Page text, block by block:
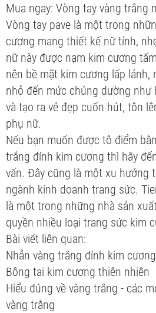
Mua ngay: Vòng tay vàng trắng
Vòng tay pave là một trong
cương mang thiết kế nữ tính,
nữ này được nạm kim cương
nên bề mặt kim cương lấp lánh,
nhỏ đến mức chúng dường như
và tạo ra vẻ đẹp cuốn hút, tôn
phụ nữ.
Nếu bạn muốn được tô điểm
trắng đính kim cương thì hãy
vấn. Đây cũng là một xu hướng
ngành kinh doanh trang sức.
là một trong những nhà sản
quyền nhiều loại trang sức kim
Bài viết liên quan:
Nhẫn vàng trắng đính kim
Bông tai kim cương thiên nhiên
Hiểu đúng về vàng trắng - các
vàng trắng